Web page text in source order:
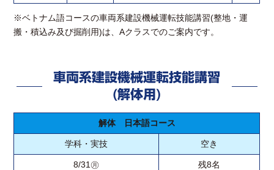
※ベトナム語コースの車両系建設機械運転技能講習(整地・運
搬・積込み及び掘削用)は、Aクラスでのご案内です。
車両系建設機械運転技能講習
(解体用)
解体 日本語コース
学科・実技 空き
8/31㊊ 残8名